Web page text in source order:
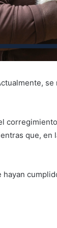
que, en